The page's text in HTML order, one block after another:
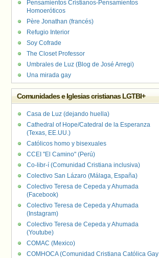
Pensamientos Cristianos-Pensamientos
Homoeróticos
Père Jonathan (francés)
Refugio Interior
Soy Cofrade
The Closet Professor
Umbrales de Luz (Blog de José Arregi)
Una mirada gay
Comunidades e Iglesias cristianas LGTBI+
Casa de Luz (dejando huella)
Cathedral of Hope/Catedral de la Esperanza
(Texas, EE.UU.)
Católicos homo y bisexuales
CCEI "El Camino" (Perú)
Co-libr-í (Comunidad Cristiana inclusiva)
Colectivo San Lázaro (Málaga, España)
Colectivo Teresa de Cepeda y Ahumada
(Facebook)
Colectivo Teresa de Cepeda y Ahumada
(Instagram)
Colectivo Teresa de Cepeda y Ahumada
(Youtube)
COMAC (Mexico)
COMHOCA (Comunidad Cristiana Católica Gay